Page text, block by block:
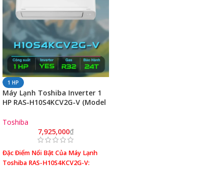
1 HP
Máy Lạnh Toshiba Inverter 1
HP RAS-H10S4KCV2G-V (Model
Toshiba
7,925,000₫
Đặc Điểm Nổi Bật Của Máy Lạnh
Toshiba RAS-H10S4KCV2G-V: